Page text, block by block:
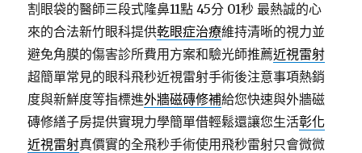
割眼袋的醫師三段式隆鼻11點 45分 01秒 最熱誠的心
來的合法新竹眼科提供乾眼症治療維持清晰的視力並
避免角膜的傷害診所費用方案和驗光師推薦近視雷射
超簡單常見的眼科飛秒近視雷射手術後注意事項熱銷
度與新鮮度等指標進外牆磁磚修補給您快速與外牆磁
磚修繕子房提供實現力學簡單借輕鬆還讓您生活彰化
近視雷射真價實的全飛秒手術使用飛秒雷射只會微微